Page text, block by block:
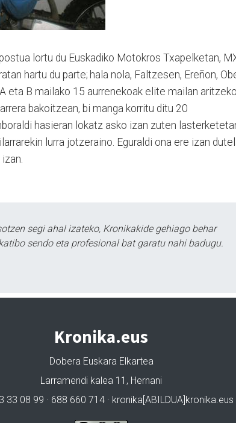
lortu du Euska­diko Motokros Txapelketan,
hartu du parte; hala nola, Faltzesen, Ereñon,
eta B mailako 15 aurrenekoak elite mailan aritzeko
bakoi­tzean, bi manga korritu ditu 20
hasieran lokatz asko izan zuten
lurra jotzeraino. Egu­raldi ona ere izan
segi ahal izateko, Kronikakide gehiago behar
sendo eta profesional bat garatu nahi badugu.
Kronika.eus
Dobera Euskara Elkartea
Larramendi kalea 11, Hernani
33 08 99 · 688 660 714 · kronika[ABILDUA]kronika.eus